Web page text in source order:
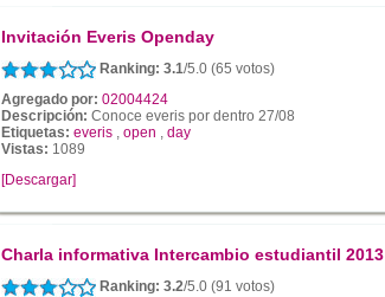
Invitación Everis Openday
Ranking: 3.1/5.0 (65 votos)
Agregado por: 02004424
Descripción: Conoce everis por dentro 27/08
Etiquetas: everis open
day
Vistas: 1089
[Descargar]
Charla informativa Intercambio estudiantil 2013
Ranking: 3.2/5.0 (91 votos)